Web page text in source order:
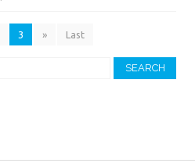
3 » Last
SEARCH